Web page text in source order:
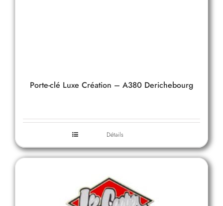
Porte-clé Luxe Création – A380 Derichebourg
Détails